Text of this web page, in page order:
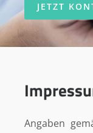
JETZT
Angaben